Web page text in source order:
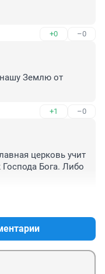
+0 –0
нашу Землю от
+1 –0
церковь учит
Господа Бога. Либо